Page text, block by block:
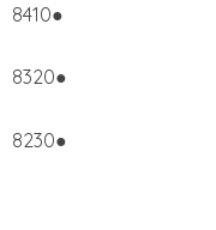
8410●
8320●
8230●